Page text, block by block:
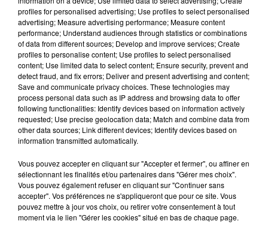
MANGER SAINEMENT COÛTE 25 %
PLUS CHER QU'IL Y A CINQ ANS,
ALERTE L’ONU
5 août 2026
QUELLES SONT LES MARQUES QUI
OFFRENT LE MEILLEUR RAPPORT...
RETROUVEZ TOUTE L'ACTU DE LA RÉGION ET
RECEVEZ LES ALERTES INFOS DE LA RÉDACTION
EN TÉLÉCHARGEANT L'APPLICATION MOBILE
RCA
profiles for personalised advertising; Use profiles to select personalised
advertising; Measure advertising performance; Measure content
performance; Understand audiences through statistics or combinations
of data from different sources; Develop and improve services; Create
profiles to personalise content; Use profiles to select personalised
content; Use limited data to select content; Ensure security, prevent and
detect fraud, and fix errors; Deliver and present advertising and content;
Save and communicate privacy choices. These technologies may
process personal data such as IP address and browsing data to offer
following functionalities: Identify devices based on information actively
requested; Use precise geolocation data; Match and combine data from
other data sources; Link different devices; Identify devices based on
information transmitted automatically.
Vous pouvez accepter en cliquant sur "Accepter et fermer", ou affiner en
sélectionnant les finalités et/ou partenaires dans "Gérer mes choix".
Vous pouvez également refuser en cliquant sur "Continuer sans
accepter". Vos préférences ne s'appliqueront que pour ce site. Vous
pouvez mettre à jour vos choix, ou retirer votre consentement à tout
moment via le lien "Gérer les cookies" situé en bas de chaque page.